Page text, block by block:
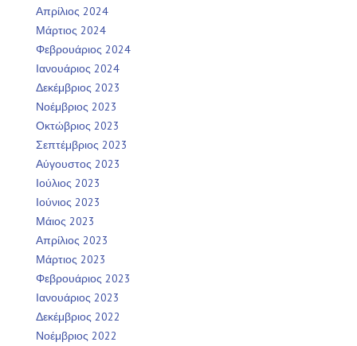
Απρίλιος 2024
Μάρτιος 2024
Φεβρουάριος 2024
Ιανουάριος 2024
Δεκέμβριος 2023
Νοέμβριος 2023
Οκτώβριος 2023
Σεπτέμβριος 2023
Αύγουστος 2023
Ιούλιος 2023
Ιούνιος 2023
Μάιος 2023
Απρίλιος 2023
Μάρτιος 2023
Φεβρουάριος 2023
Ιανουάριος 2023
Δεκέμβριος 2022
Νοέμβριος 2022